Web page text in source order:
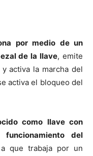
por medio de un
de la llave, emite
activa la marcha del
activa el bloqueo del
como llave con
funcionamiento del
que trabaja por un